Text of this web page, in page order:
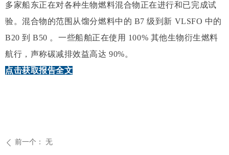
多家船东正在对各种生物燃料混合物正在进行和已完成试
验。混合物的范围从馏分燃料中的 B7 级到新 VLSFO 中的
B20 到 B50 。 一些船舶正在使用 100% 其他生物衍生燃料
航行，声称碳减排效益高达 90%。
点击获取报告全文
ꄴ 前一个： 无